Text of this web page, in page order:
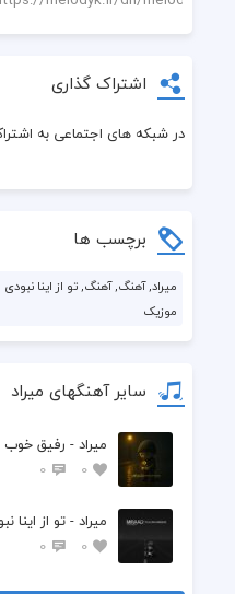
اشتراک گذاری
در شبکه های اجتماعی به
برچسب ها
میراد, آهنگ, آهنگ, تو از اینا
موزیک
سایر آهنگهای میراد
میراد - رفیق خوب
0
0
میراد - تو از اینا
0
0